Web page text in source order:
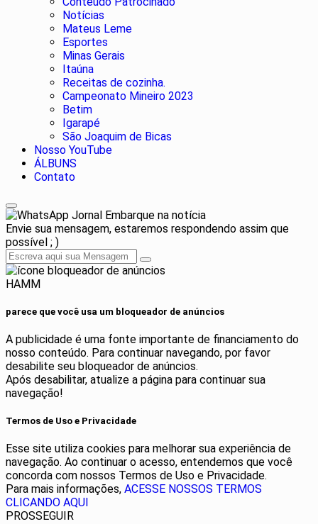
Notícias
Mateus Leme
Esportes
Minas Gerais
Itaúna
Receitas de cozinha.
Campeonato Mineiro 2023
Betim
Igarapé
São Joaquim de Bicas
Nosso YouTube
ÁLBUNS
Contato
Jornal Embarque na notícia
Envie sua mensagem, estaremos respondendo assim que
possível ; )
HAMM
parece que você usa um bloqueador de anúncios
A publicidade é uma fonte importante de financiamento do
nosso conteúdo. Para continuar navegando, por favor
desabilite seu bloqueador de anúncios.
Após desabilitar, atualize a página para continuar sua
navegação!
Termos de Uso e Privacidade
Esse site utiliza cookies para melhorar sua experiência de
navegação. Ao continuar o acesso, entendemos que você
concorda com nossos Termos de Uso e Privacidade.
Para mais informações, ACESSE NOSSOS TERMOS
CLICANDO AQUI
PROSSEGUIR